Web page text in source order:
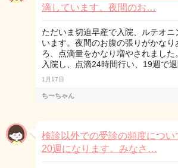
滴しています。夜間のお…
ただいま切迫早産で入院、ルテオ
います。夜間のお腹の張りがかなり
ろ、点滴量をかなり増やされまし
入院し、点滴24時間行い、19週で
1月17日
ちーちゃん
検診以外での受診の頻度につ
20週になります。みなさ…